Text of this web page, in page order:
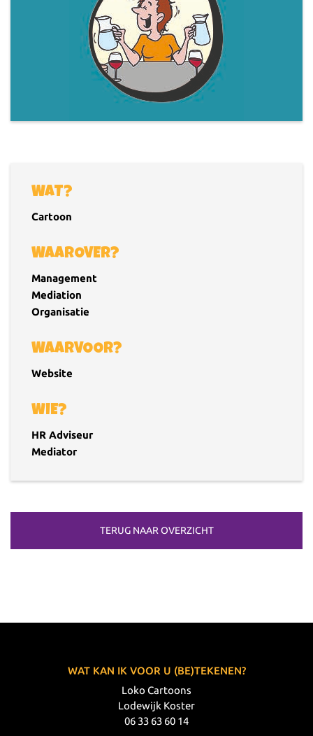
WAT?
Cartoon
WAAROVER?
Management
Mediation
Organisatie
WAARVOOR?
Website
WIE?
HR Adviseur
Mediator
TERUG NAAR OVERZICHT
WAT KAN IK VOOR U (BE)TEKENEN?
Loko Cartoons
Lodewijk Koster
06 33 63 60 14